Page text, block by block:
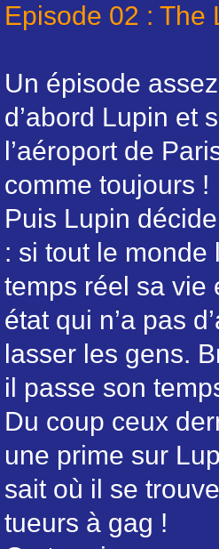
Episode 02 : The
Un épisode
d’abord Lupin et
l’aéroport de
comme toujours !
Puis Lupin
: si tout le
temps réel sa vie
état qui n’a pas
lasser les gens.
il passe son
Du coup ceux
une prime sur
sait où il se
tueurs à gag !